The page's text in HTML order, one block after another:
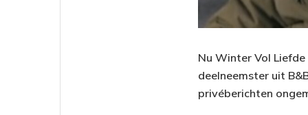
Nu Winter Vol
deelneemster uit
privéberichten